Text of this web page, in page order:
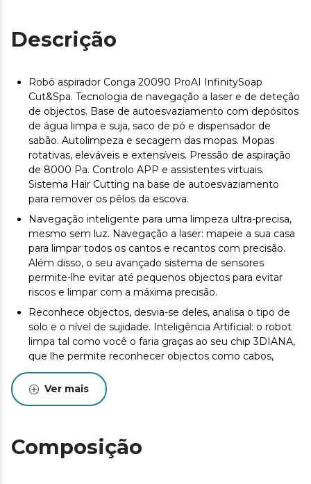
Descrição
Robô aspirador Conga 20090 ProAI InfinitySoap
Cut&Spa. Tecnologia de navegação a laser e de deteção
de objectos. Base de autoesvaziamento com depósitos
de água limpa e suja, saco de pó e dispensador de
sabão. Autolimpeza e secagem das mopas. Mopas
rotativas, eleváveis e extensíveis. Pressão de aspiração
de 8000 Pa. Controlo APP e assistentes virtuais.
Sistema Hair Cutting na base de autoesvaziamento
para remover os pêlos da escova.
Navegação inteligente para uma limpeza ultra-precisa,
mesmo sem luz. Navegação a laser: mapeie a sua casa
para limpar todos os cantos e recantos com precisão.
Além disso, o seu avançado sistema de sensores
permite-lhe evitar até pequenos objectos para evitar
riscos e limpar com a máxima precisão.
Reconhece objectos, desvia-se deles, analisa o tipo de
solo e o nível de sujidade. Inteligência Artificial: o robot
limpa tal como você o faria graças ao seu chip 3DIANA,
que lhe permite reconhecer objectos como cabos,
meias, sapatos, etc. Para além de os detetar, desvia-se
deles para poder limpar dentro da sujidade, para que
não tenha de se preocupar com isso.
tipo de pavimento e o nível de sujidade para criar planos
Ver mais
Composição